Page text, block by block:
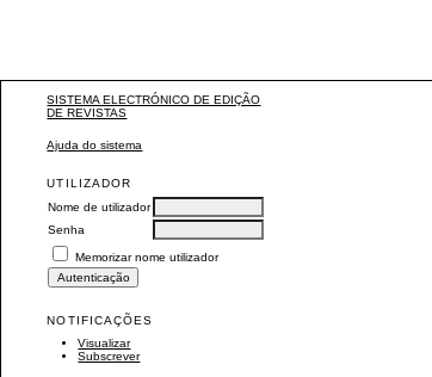
SISTEMA ELECTRÓNICO DE EDIÇÃO
DE REVISTAS
Ajuda do sistema
UTILIZADOR
Nome de utilizador
Senha
Memorizar nome utilizador
NOTIFICAÇÕES
Visualizar
Subscrever